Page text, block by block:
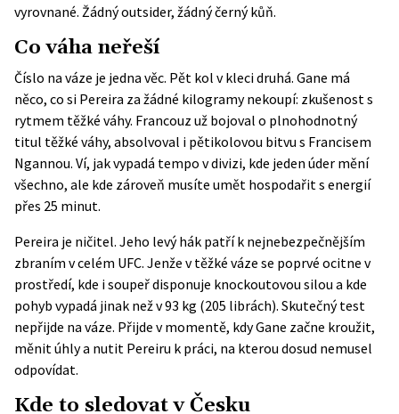
vyrovnané. Žádný outsider, žádný černý kůň.
Co váha neřeší
Číslo na váze je jedna věc. Pět kol v kleci druhá. Gane má
něco, co si Pereira za žádné kilogramy nekoupí: zkušenost s
rytmem těžké váhy. Francouz už bojoval o plnohodnotný
titul těžké váhy, absolvoval i pětikolovou bitvu s Francisem
Ngannou. Ví, jak vypadá tempo v divizi, kde jeden úder mění
všechno, ale kde zároveň musíte umět hospodařit s energií
přes 25 minut.
Pereira je ničitel. Jeho levý hák patří k nejnebezpečnějším
zbraním v celém UFC. Jenže v těžké váze se poprvé ocitne v
prostředí, kde i soupeř disponuje knockoutovou silou a kde
pohyb vypadá jinak než v 93 kg (205 librách). Skutečný test
nepřijde na váze. Přijde v momentě, kdy Gane začne kroužit,
měnit úhly a nutit Pereiru k práci, na kterou dosud nemusel
odpovídat.
Kde to sledovat v Česku